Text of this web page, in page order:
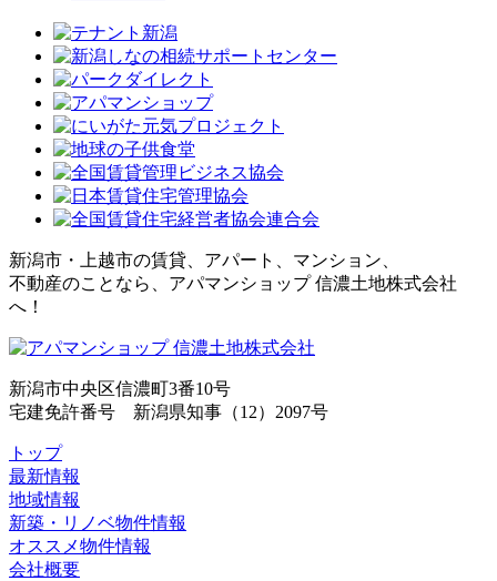
新潟市・上越市の賃貸、アパート、マンション、
不動産のことなら、アパマンショップ 信濃土地株式会社
へ！
新潟市中央区信濃町3番10号
宅建免許番号 新潟県知事（12）2097号
トップ
最新情報
地域情報
新築・リノベ物件情報
オススメ物件情報
会社概要